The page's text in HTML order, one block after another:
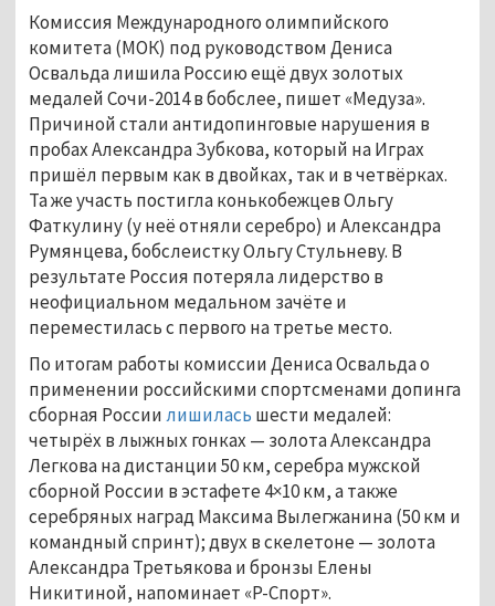
Комиссия Международного олимпийского
комитета (МОК) под руководством Дениса
Освальда лишила Россию ещё двух золотых
медалей Сочи-2014 в бобслее, пишет «Медуза».
Причиной стали антидопинговые нарушения в
пробах Александра Зубкова, который на Играх
пришёл первым как в двойках, так и в четвёрках.
Та же участь постигла конькобежцев Ольгу
Фаткулину (у неё отняли серебро) и Александра
Румянцева, бобслеистку Ольгу Стульневу. В
результате Россия потеряла лидерство в
неофициальном медальном зачёте и
переместилась с первого на третье место.
По итогам работы комиссии Дениса Освальда о
применении российскими спортсменами допинга
сборная Россиилишилась шести медалей:
четырёх в лыжных гонках — золота Александра
Легкова на дистанции 50 км, серебра мужской
сборной России в эстафете 4×10 км, а также
серебряных наград Максима Вылегжанина (50 км и
командный спринт); двух в скелетоне — золота
Александра Третьякова и бронзы Елены
Никитиной, напоминает «Р-Спорт».